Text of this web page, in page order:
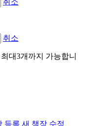
취소
취소
대3개까지 가능합니
등록 새 책장 수정